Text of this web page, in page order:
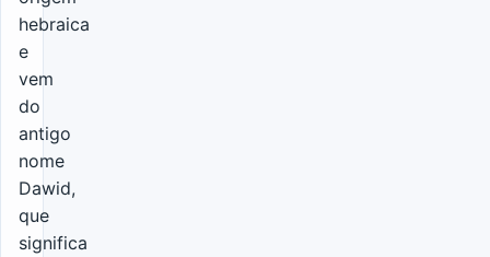
hebraica
e
vem
do
antigo
nome
Dawid,
que
significa